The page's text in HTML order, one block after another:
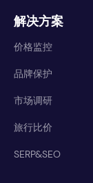
解决方案
价格监控
品牌保护
市场调研
旅行比价
SERP&SEO